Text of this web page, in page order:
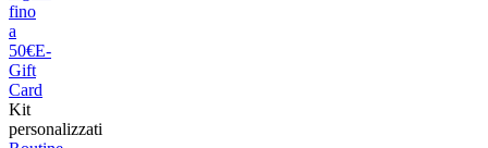
fino
a
50€E-
Gift
Card
Kit
personalizzati